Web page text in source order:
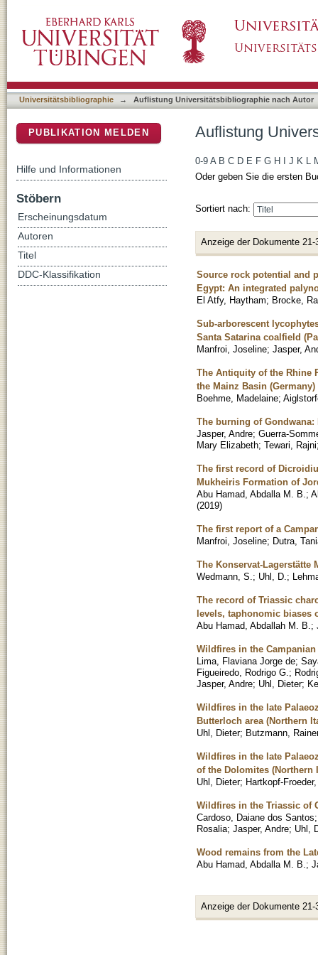
Universitätsbibliographie → Auflistung Universitätsbibliographie nach Autor
Auflistung
0-9 A B C D E F G H J K L
Oder geben Sie die ersten
Sortiert nach:
Anzeige der Dokumente 21-
Source rock potential and
Egypt: An integrated
El Atfy, Haytham; Brocke,
Sub-arborescent
Santa Satarina coalfield
Manfroi, Joseline; Jasper,
The Antiquity of the Rhine
the Mainz Basin (Germany)
Boehme, Madelaine;
The burning of
Jasper, Andre; Guerra-
Mary Elizabeth; Tewari, Rajni
The first record of
Mukheiris Formation of
Abu Hamad, Abdalla M. B. ;
(2019)
The first report of a
Manfroi, Joseline; Dutra,
The Konservat-Lagerstätte
Wedmann, S. ; Uhl, D. ;
The record of Triassic
levels, taphonomic biases
Abu Hamad, Abdallah M. B. ;
Wildfires in the
Lima, Flaviana Jorge de;
Figueiredo, Rodrigo G. ;
Jasper, Andre; Uhl, Dieter;
Wildfires in the late
Butterloch area (Northern
Uhl, Dieter; Butzmann,
Wildfires in the late
of the Dolomites (Northern
Uhl, Dieter; Hartkopf-
Wildfires in the Triassic of
Cardoso, Daiane dos Santos
Rosalia; Jasper, Andre; Uhl,
Wood remains from the
Abu Hamad, Abdalla M. B. ;
Anzeige der Dokumente 21-
PUBLIKATION MELDEN
Hilfe und Informationen
Stöbern
Erscheinungsdatum
Autoren
Titel
DDC-Klassifikation